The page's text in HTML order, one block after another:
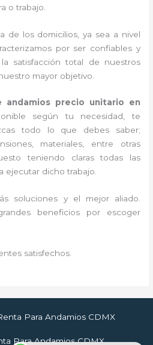
o trabajo.
de los domicilios, ya sea a nivel
por ser confiables y
satisfacción total de nuestros
mayor objetivo.
andamios precio unitario en
según tu necesidad, te
todo lo que debes saber;
materiales, entre otras
teniendo claras todas las
ejecutar dicho trabajo.
soluciones y el mejor aliado.
beneficios por escoger
satisfechos.
Para Andamios CDMX
Para Andamios CDMX